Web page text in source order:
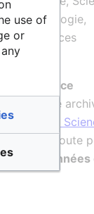
Archéologie,
Sciences
la
Science
dotée d’une
Charte
de route
des données
use of
or